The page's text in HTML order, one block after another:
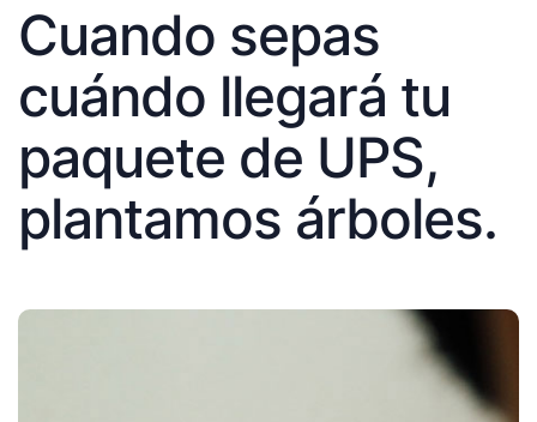
Cuando sepas
cuándo llegará tu
paquete de UPS,
plantamos árboles.